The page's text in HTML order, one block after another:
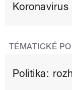
TÉMATICKÉ
Politika: